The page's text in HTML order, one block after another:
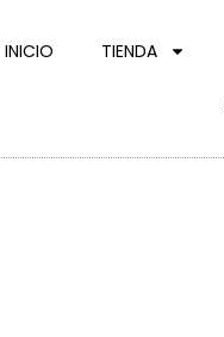
INICIO TIENDA